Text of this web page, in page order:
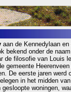
aan de Kennedylaan
bekend onder de
de filosofie van Louis
gemeente
De eerste jaren werd
in het midden
woningen,